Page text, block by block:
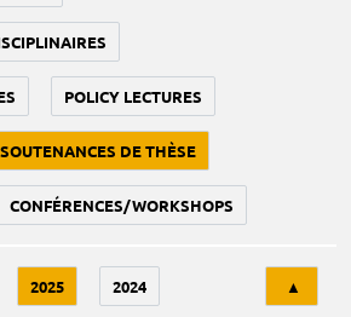
POLICY LECTURES
SOUTENANCES DE THÈSE
CONFÉRENCES/WORKSHOPS
2025 2024 ▲